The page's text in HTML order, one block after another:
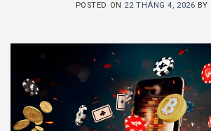
POSTED ON 22 THÁNG 4, 2026 BY